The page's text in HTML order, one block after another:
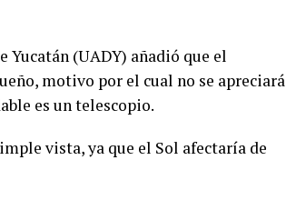
(UADY) añadió que el
motivo por el cual no se apreciará
es un telescopio.
vista, ya que el Sol afectaría de